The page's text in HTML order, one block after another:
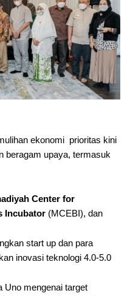
ekonomi prioritas kini
beragam upaya, termasuk
Center for
Incubator (MCEBI), dan
start up dan para
inovasi teknologi 4.0-5.0
Uno mengenai target